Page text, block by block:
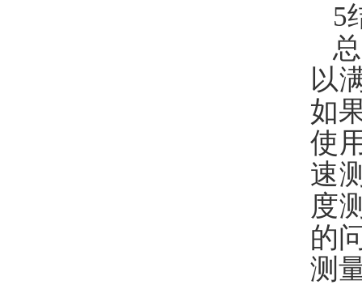
5
以
如
使
速
度
的
测